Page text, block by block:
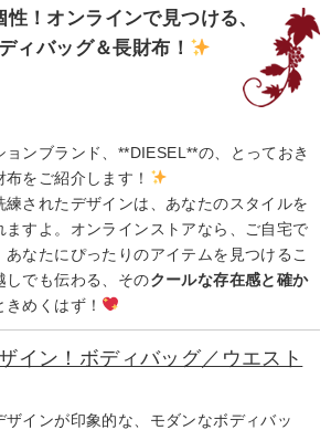
性！オンラインで見つける、
ィバッグ＆長財布！
ンブランド、**DIESEL**の、とっておき
をご紹介します！
練されたデザインは、あなたのスタイルを
ますよ。オンラインストアなら、ご自宅で
あなたにぴったりのアイテムを見つけるこ
しでも伝わる、そのクールな存在感と確か
めくはず！
イン！ボディバッグ／ウエスト
インが印象的な、モダンなボディバッ